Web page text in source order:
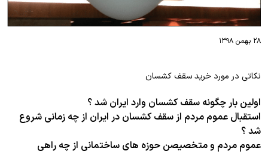
۲۸ بهمن ۱۳۹۸
نکاتی در مورد خرید سقف کشسان
اولین بار چگونه سقف کشسان وارد ایران شد ؟
استقبال عموم مردم از سقف کشسان در ایران از چه زمانی شروع
شد ؟
عموم مردم و متخصیصن حوزه های ساختمانی از چه راهی